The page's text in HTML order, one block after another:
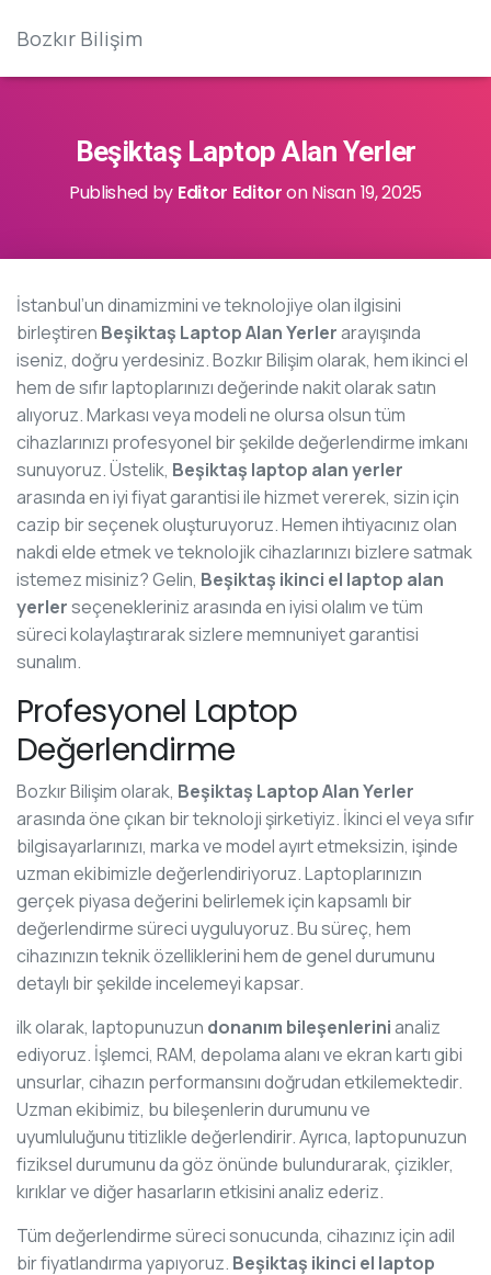
Bozkır Bilişim
Beşiktaş Laptop Alan Yerler
Published by Editor EditoronNisan 19, 2025
İstanbul’un dinamizmini ve teknolojiye olan ilgisini
birleştiren Beşiktaş Laptop Alan Yerlerarayışında
iseniz, doğru yerdesiniz. Bozkır Bilişim olarak, hem ikinci el
hem de sıfır laptoplarınızı değerinde nakit olarak satın
alıyoruz. Markası veya modeli ne olursa olsun tüm
cihazlarınızı profesyonel bir şekilde değerlendirme imkanı
sunuyoruz. Üstelik, Beşiktaş laptop alan yerler
arasında en iyi fiyat garantisi ile hizmet vererek, sizin için
cazip bir seçenek oluşturuyoruz. Hemen ihtiyacınız olan
nakdi elde etmek ve teknolojik cihazlarınızı bizlere satmak
istemez misiniz? Gelin, Beşiktaş ikinci el laptop alan
yerlerseçenekleriniz arasında en iyisi olalım ve tüm
süreci kolaylaştırarak sizlere memnuniyet garantisi
sunalım.
Profesyonel Laptop
Değerlendirme
Bozkır Bilişim olarak, Beşiktaş Laptop Alan Yerler
arasında öne çıkan bir teknoloji şirketiyiz. İkinci el veya sıfır
bilgisayarlarınızı, marka ve model ayırt etmeksizin, işinde
uzman ekibimizle değerlendiriyoruz. Laptoplarınızın
gerçek piyasa değerini belirlemek için kapsamlı bir
değerlendirme süreci uyguluyoruz. Bu süreç, hem
cihazınızın teknik özelliklerini hem de genel durumunu
detaylı bir şekilde incelemeyi kapsar.
ilk olarak, laptopunuzun donanım bileşenlerinianaliz
ediyoruz. İşlemci, RAM, depolama alanı ve ekran kartı gibi
unsurlar, cihazın performansını doğrudan etkilemektedir.
Uzman ekibimiz, bu bileşenlerin durumunu ve
uyumluluğunu titizlikle değerlendirir. Ayrıca, laptopunuzun
fiziksel durumunu da göz önünde bulundurarak, çizikler,
kırıklar ve diğer hasarların etkisini analiz ederiz.
Tüm değerlendirme süreci sonucunda, cihazınız için adil
bir fiyatlandırma yapıyoruz. Beşiktaş ikinci el laptop